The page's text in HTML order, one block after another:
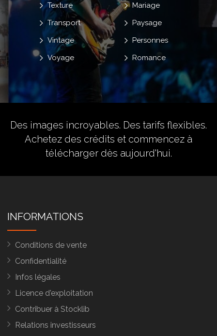
Mariage
Paysage
Personnes
Romance
Texture
Transport
Vintage
Voyage
Des images incroyables. Des tarifs flexibles.
Achetez des crédits et commencez à
télécharger dès aujourd'hui.
INFORMATIONS
Conditions de vente
Confidentialité
Infos légales
Licence d'exploitation
Contribuer à Stocklib
Relations investisseurs